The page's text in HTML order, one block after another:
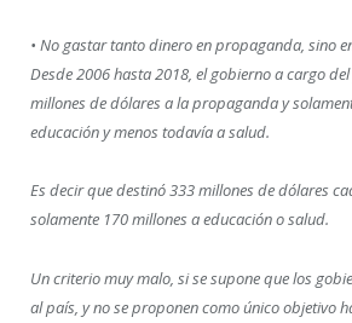
• No gastar tanto dinero en propaganda, sino
Desde 2006 hasta 2018, el gobierno a cargo
millones de dólares a la propaganda y
educación y menos todavía a salud.
Es decir que destinó 333 millones de dólares
solamente 170 millones a educación o salud.
Un criterio muy malo, si se supone que los
al país, y no se proponen como único objetivo